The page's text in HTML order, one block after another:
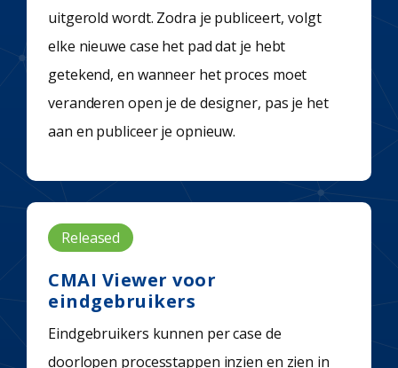
uitgerold wordt. Zodra je publiceert, volgt
elke nieuwe case het pad dat je hebt
getekend, en wanneer het proces moet
veranderen open je de designer, pas je het
aan en publiceer je opnieuw.
Released
CMAI Viewer voor
eindgebruikers
Eindgebruikers kunnen per case de
doorlopen processtappen inzien en zien in